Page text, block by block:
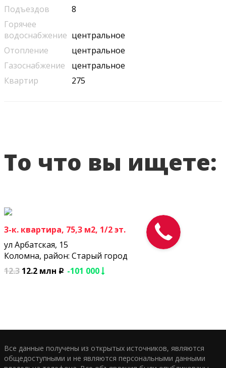
Подъездов
8
Горячее
водоснабжение центральное
Отопление
центральное
Газоснабжение
центральное
Квартир
275
То что вы ищете:
3-к. квартира, 75,3 м2, 1/2 эт.
ул Арбатская, 15
Коломна, район: Старый город
12.3 12.2 млн p -101 000
Все данные получены из открытых источников, являются
общедоступными и не являются персональными данными